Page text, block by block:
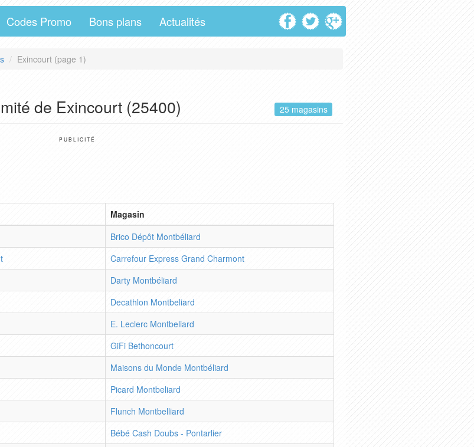
Codes Promo Bons plans Actualités
Exincourt (page 1)
de Exincourt (25400) 25 magasins
PUBLICITÉ
Magasin
Brico Dépôt Montbéliard
Carrefour Express Grand Charmont
Darty Montbéliard
Decathlon Montbeliard
E. Leclerc Montbeliard
GiFi Bethoncourt
Maisons du Monde Montbéliard
Picard Montbeliard
Flunch Montbelliard
Bébé Cash Doubs - Pontarlier